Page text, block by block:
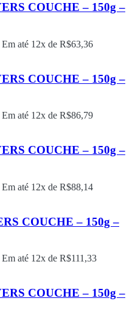
COUCHE – 150g –
Em até 12x de R$63,36
COUCHE – 150g –
Em até 12x de R$86,79
COUCHE – 150g –
Em até 12x de R$88,14
COUCHE – 150g –
Em até 12x de R$111,33
COUCHE – 150g –